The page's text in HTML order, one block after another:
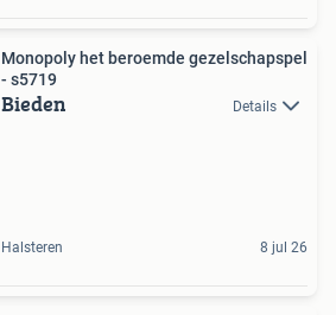
Monopoly het beroemde gezelschapspel
- s5719
Bieden Details
Halsteren 8 jul 26